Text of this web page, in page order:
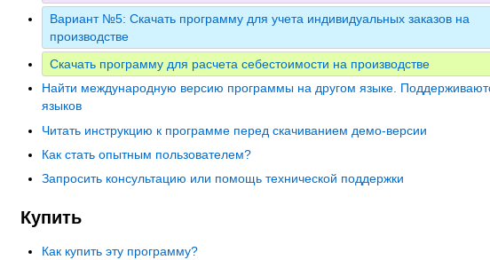
Вариант №5: Скачать программу для учета индивидуальных заказов на
производстве
Скачать программу для расчета себестоимости на производстве
Найти международную версию программы на другом языке.
языков
Читать инструкцию к программе перед скачиванием демо-версии
Как стать опытным пользователем?
Запросить консультацию или помощь технической поддержки
Купить
Как купить эту программу?